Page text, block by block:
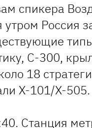
спикера
утром Россия
С-300,
18
Х-101/Х-505.
Станция